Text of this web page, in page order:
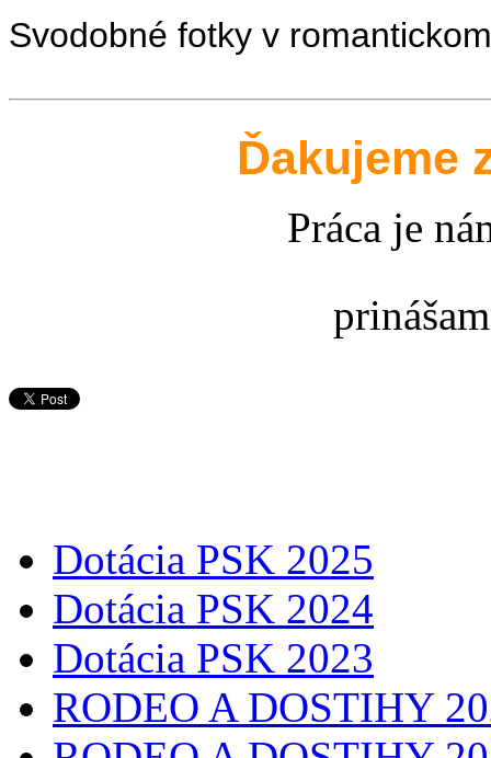
Svodobné fotky v
Ďakujeme
Práca je
Dotácia PSK 2025
Dotácia PSK 2024
Dotácia PSK 2023
RODEO A DOSTIHY